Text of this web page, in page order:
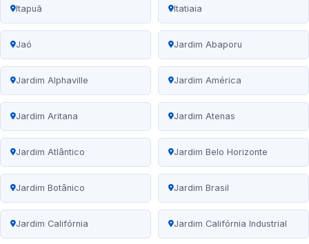
Itapuã Itatiaia
Jaó Jardim Abaporu
Jardim Alphaville Jardim América
Jardim Aritana Jardim Atenas
Jardim Atlântico Jardim Belo Horizonte
Jardim Botânico Jardim Brasil
Jardim Califórnia Jardim Califórnia Industrial